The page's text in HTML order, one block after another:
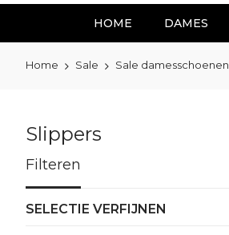
HOME DAMES
Home Sale Sale damesschoenen
Slippers
Filteren
SELECTIE VERFIJNEN